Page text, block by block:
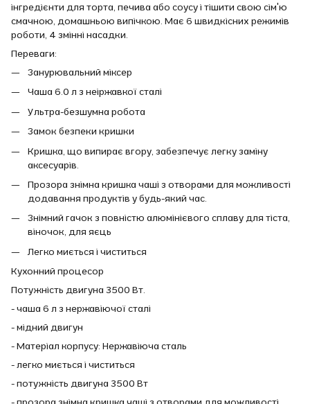
інгредієнти для торта, печива або соусу і тішити свою сім'ю
смачною, домашньою випічкою. Має 6 швидкісних режимів
роботи, 4 змінні насадки.
Переваги:
Занурювальний міксер
Чаша 6.0 л з неіржавкої сталі
Ультра-безшумна робота
Замок безпеки кришки
Кришка, що випирає вгору, забезпечує легку заміну
аксесуарів.
Прозора знімна кришка чаші з отворами для можливості
додавання продуктів у будь-який час.
Знімний гачок з повністю алюмінієвого сплаву для тіста,
віночок, для яєць
Легко миється і чиститься
Кухонний процесор
Потужність двигуна 3500 Вт.
- чаша 6 л з нержавіючої сталі
- мідний двигун
- Матеріал корпусу: Нержавіюча сталь
- легко миється і чиститься
- потужність двигуна 3500 Вт